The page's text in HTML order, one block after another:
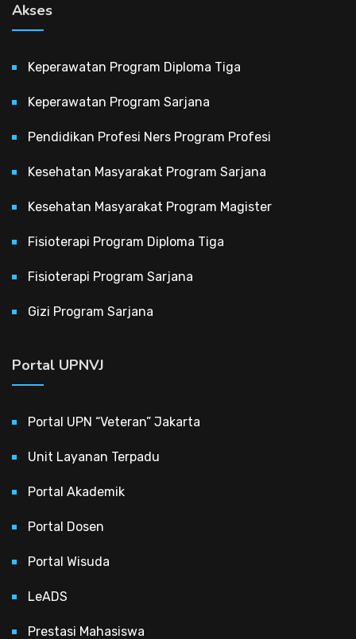
Akses
Keperawatan Program Diploma Tiga
Keperawatan Program Sarjana
Pendidikan Profesi Ners Program Profesi
Kesehatan Masyarakat Program Sarjana
Kesehatan Masyarakat Program Magister
Fisioterapi Program Diploma Tiga
Fisioterapi Program Sarjana
Gizi Program Sarjana
Portal UPNVJ
Portal UPN “Veteran” Jakarta
Unit Layanan Terpadu
Portal Akademik
Portal Dosen
Portal Wisuda
LeADS
Prestasi Mahasiswa